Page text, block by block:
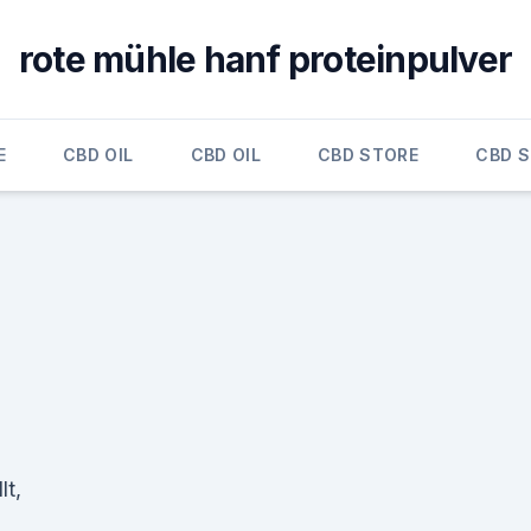
rote mühle hanf proteinpulver
CBD OIL CBD OIL CBD STORE CBD